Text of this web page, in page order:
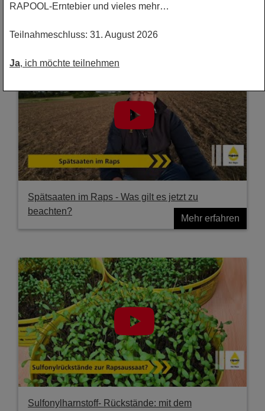
Spätsaaten im Raps - Was gilt es jetzt zu
beachten?
Mehr erfahren
Sulfonylharnstoff- Rückstände: mit dem
RAPOOL-Erntebier und vieles mehr…
Teilnahmeschluss: 31. August 2026
Ja, ich möchte teilnehmen